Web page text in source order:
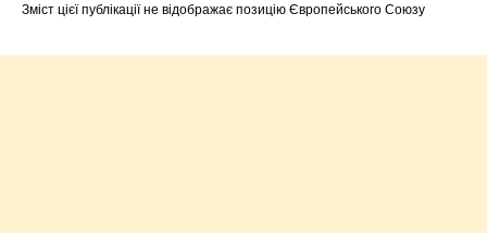
Зміст цієї публікації не відображає позицію Європейського Союзу